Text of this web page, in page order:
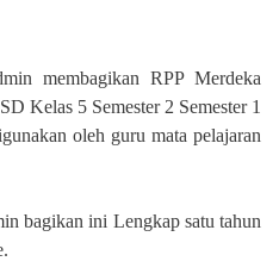
membagikan RPP Merdeka
Kelas 5 Semester 2 Semester 1
oleh guru mata pelajaran
bagikan ini Lengkap satu tahun